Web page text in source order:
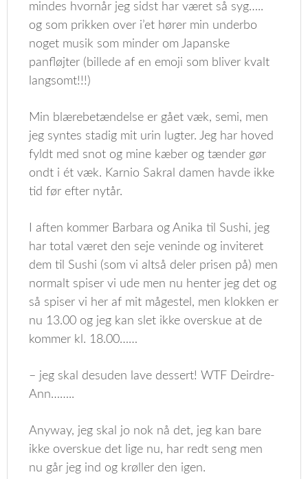
mindes hvornår jeg sidst har været så syg…..
og som prikken over i’et hører min underbo
noget musik som minder om Japanske
panfløjter (billede af en emoji som bliver kvalt
langsomt!!!)
Min blærebetændelse er gået væk, semi, men
jeg syntes stadig mit urin lugter. Jeg har hoved
fyldt med snot og mine kæber og tænder gør
ondt i ét væk. Karnio Sakral damen havde ikke
tid før efter nytår.
I aften kommer Barbara og Anika til Sushi, jeg
har total været den seje veninde og inviteret
dem til Sushi (som vi altså deler prisen på) men
normalt spiser vi ude men nu henter jeg det og
så spiser vi her af mit mågestel, men klokken er
nu 13.00 og jeg kan slet ikke overskue at de
kommer kl. 18.00……
– jeg skal desuden lave dessert! WTF Deirdre-
Ann……..
Anyway, jeg skal jo nok nå det, jeg kan bare
ikke overskue det lige nu, har redt seng men
nu går jeg ind og krøller den igen.